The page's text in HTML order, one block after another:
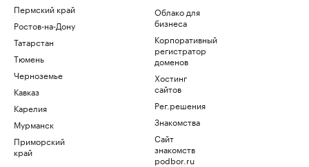
Пермский край
Ростов-на-Дону
Татарстан
Тюмень
Черноземье
Кавказ
Карелия
Мурманск
Приморский
край
Облако для
бизнеса
Корпоративный
регистратор
доменов
Хостинг
сайтов
Рег.решения
Знакомства
Сайт
знакомств
podbor.ru